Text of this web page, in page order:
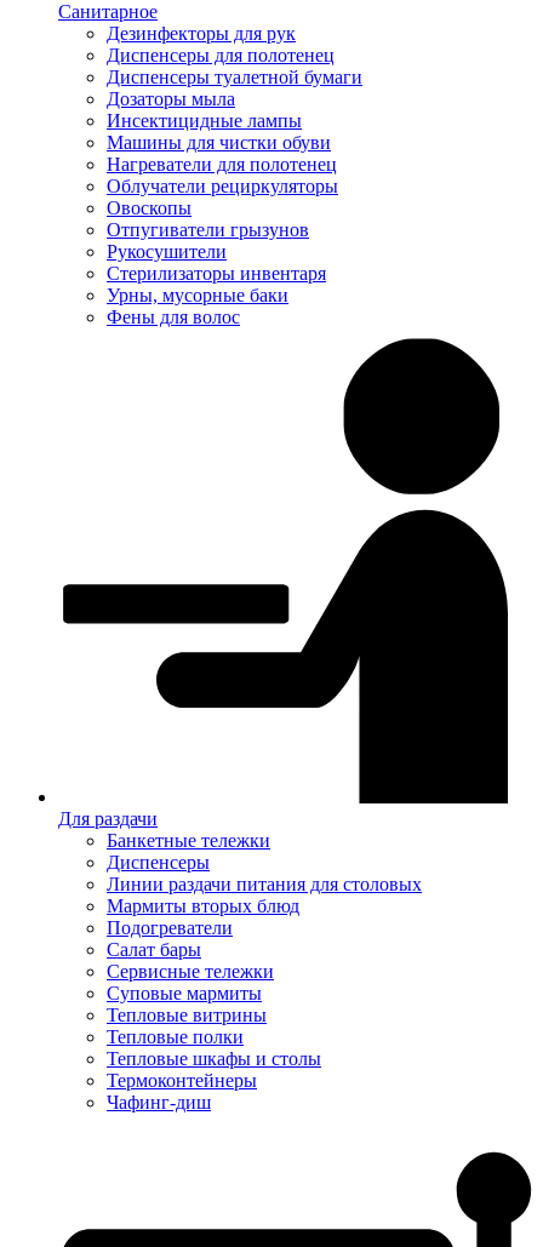
Санитарное
Дезинфекторы для рук
Диспенсеры для полотенец
Диспенсеры туалетной бумаги
Дозаторы мыла
Инсектицидные лампы
Машины для чистки обуви
Нагреватели для полотенец
Облучатели рециркуляторы
Овоскопы
Отпугиватели грызунов
Рукосушители
Стерилизаторы инвентаря
Урны, мусорные баки
Фены для волос
Для раздачи
Банкетные тележки
Диспенсеры
Линии раздачи питания для столовых
Мармиты вторых блюд
Подогреватели
Салат бары
Сервисные тележки
Суповые мармиты
Тепловые витрины
Тепловые полки
Тепловые шкафы и столы
Термоконтейнеры
Чафинг-диш